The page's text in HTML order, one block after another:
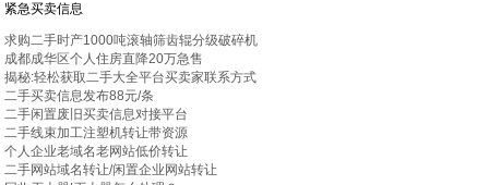
紧急买卖信息
求购二手时产1000吨滚轴筛齿辊分级破碎机
成都成华区个人住房直降20万急售
揭秘:轻松获取二手大全平台买卖家联系方式
二手买卖信息发布88元/条
二手闲置废旧买卖信息对接平台
二手线束加工注塑机转让带资源
个人企业老域名老网站低价转让
二手网站域名转让/闲置企业网站转让